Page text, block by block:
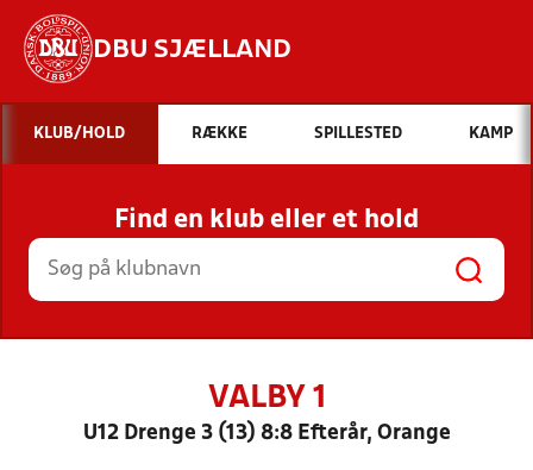
DBU SJÆLLAND
Hvad vil du søge efter?
INDHOLD OG NYHEDER
STILLINGER, RESULTATER, KLUBBER OG
HOLD
KLUB/HOLD RÆKKE SPILLESTED KAMP
Find en klub eller et hold
VALBY 1
U12 Drenge 3 (13) 8:8 Efterår, Orange